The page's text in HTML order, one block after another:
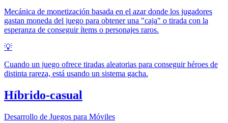
Mecánica de monetización basada en el azar donde los jugadores
gastan moneda del juego para obtener una "caja" o tirada con la
esperanza de conseguir ítems o personajes raros.
💡
Cuando un juego ofrece tiradas aleatorias para conseguir héroes de
distinta rareza, está usando un sistema gacha.
Híbrido-casual
Desarrollo de Juegos para Móviles